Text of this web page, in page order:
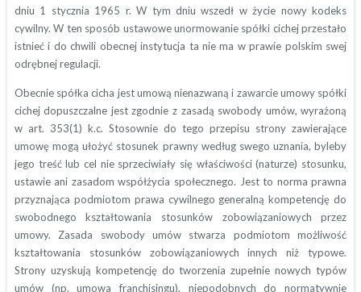
dniu 1 stycznia 1965 r. W tym dniu wszedł w życie nowy kodeks
cywilny. W ten sposób ustawowe unormowanie spółki cichej przestało
istnieć i do chwili obecnej instytucja ta nie ma w prawie polskim swej
odrębnej regulacji.
Obecnie spółka cicha jest umową nienazwaną i zawarcie umowy spółki
cichej dopuszczalne jest zgodnie z zasadą swobody umów, wyrażoną
w art. 353(1) k.c. Stosownie do tego przepisu strony zawierające
umowę mogą ułożyć stosunek prawny według swego uznania, byleby
jego treść lub cel nie sprzeciwiały się właściwości (naturze) stosunku,
ustawie ani zasadom współżycia społecznego. Jest to norma prawna
przyznająca podmiotom prawa cywilnego generalną kompetencję do
swobodnego kształtowania stosunków zobowiązaniowych przez
umowy. Zasada swobody umów stwarza podmiotom możliwość
kształtowania stosunków zobowiązaniowych innych niż typowe.
Strony uzyskują kompetencję do tworzenia zupełnie nowych typów
umów (np. umowa franchisingu), niepodobnych do normatywnie